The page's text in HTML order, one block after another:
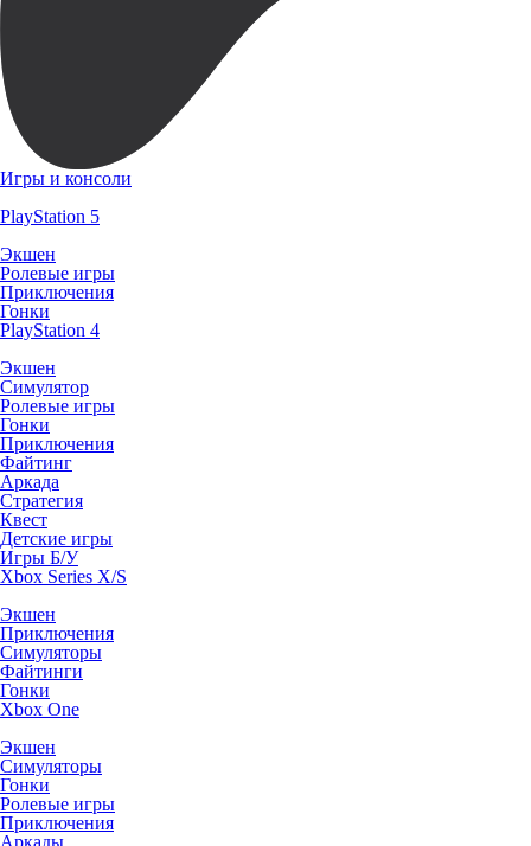
Игры и консоли
PlayStation 5
Экшен
Ролевые игры
Приключения
Гонки
PlayStation 4
Экшен
Симулятор
Ролевые игры
Гонки
Приключения
Файтинг
Аркада
Стратегия
Квест
Детские игры
Игры Б/У
Xbox Series X/S
Экшен
Приключения
Симуляторы
Файтинги
Гонки
Xbox One
Экшен
Симуляторы
Гонки
Ролевые игры
Приключения
Аркады